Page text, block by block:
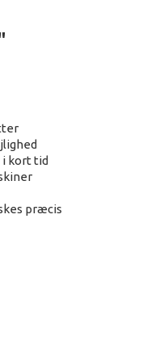
i kort tid
præcis